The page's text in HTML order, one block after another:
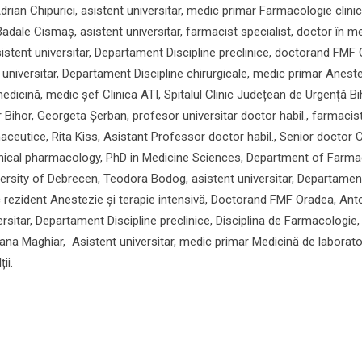
Chipurici, asistent universitar, medic primar Farmacologie
Cismaș, asistent universitar, farmacist specialist, doctor în
universitar, Departament Discipline preclinice, doctorand FMF
Departament Discipline chirurgicale, medic primar
medic șef Clinica ATI, Spitalul Clinic Județean de Urgență
Georgeta Șerban, profesor universitar doctor habil.,
Rita Kiss, Asistant Professor doctor habil., Senior doctor
pharmacology, PhD in Medicine Sciences, Department of
of Debrecen, Teodora Bodog, asistent universitar,
Anestezie și terapie intensivă, Doctorand FMF Oradea,
Departament Discipline preclinice, Disciplina de Farmacologie,
Maghiar, Asistent universitar, medic primar Medicină de